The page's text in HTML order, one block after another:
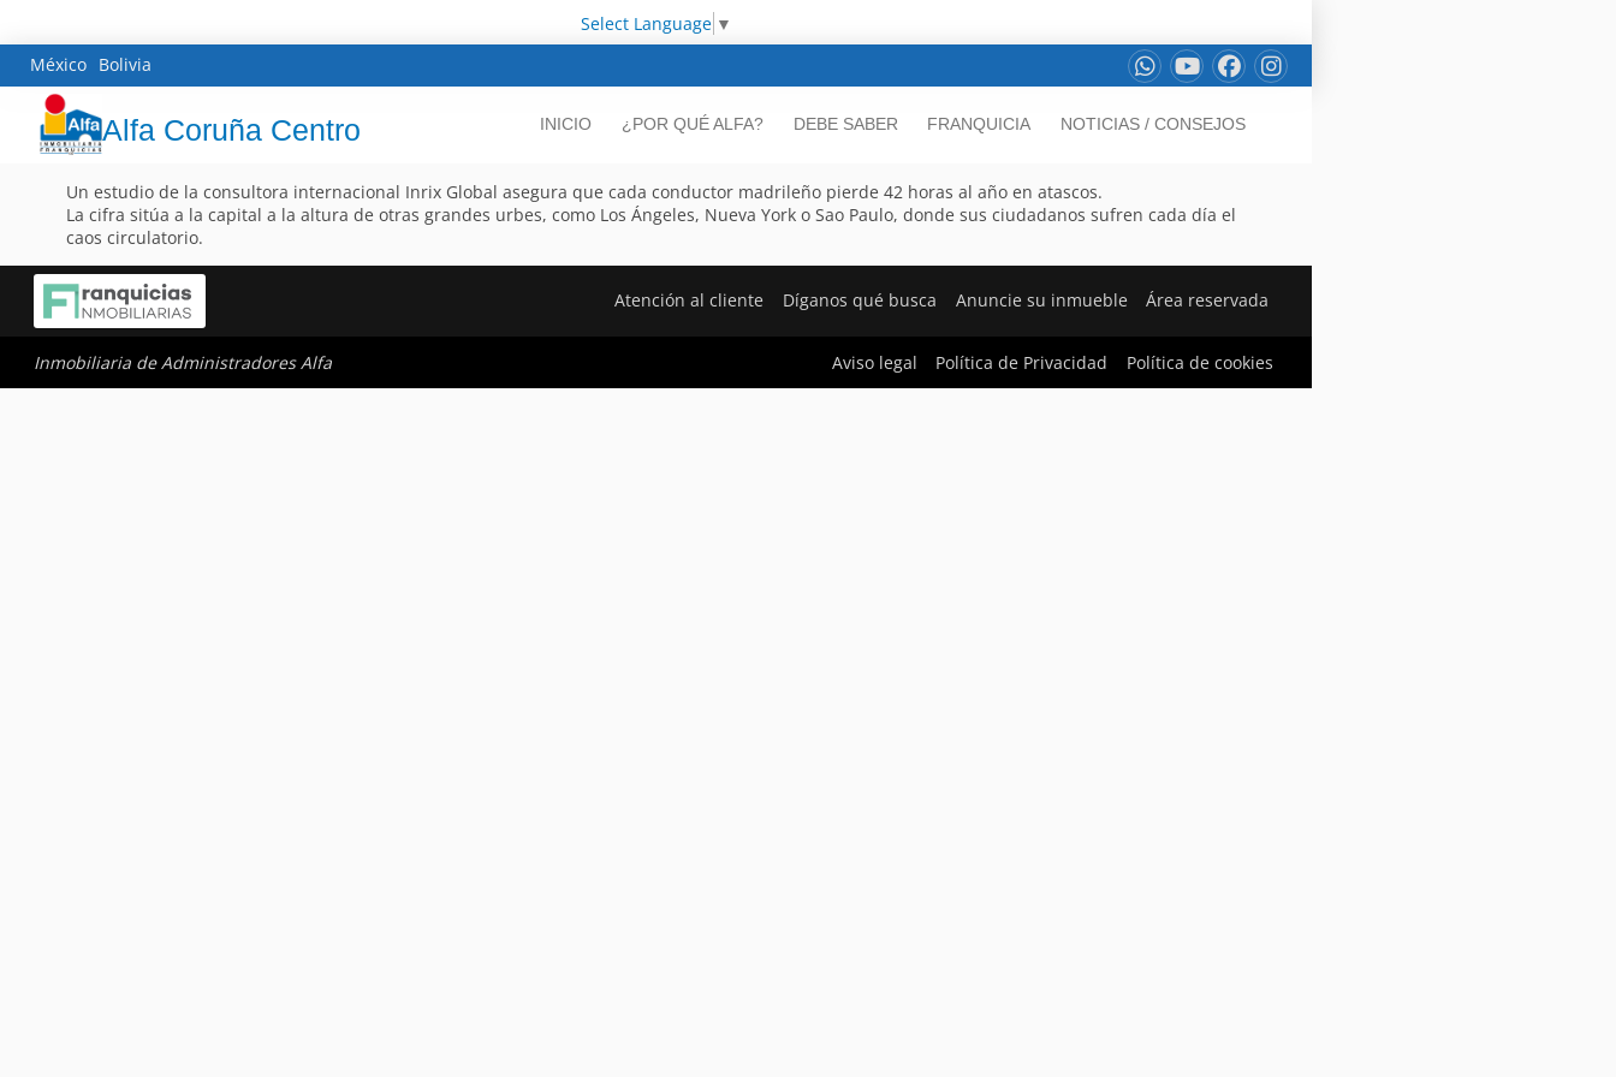
Select Language ▼
México Bolivia
Alfa Coruña Centro INICIO ¿POR QUÉ ALFA? DEBE SABER FRANQUICIA NOTICIAS / CONSEJOS
Un estudio de la consultora internacional Inrix Global asegura que cada conductor madrileño pierde 42 horas al año en atascos.
La cifra sitúa a la capital a la altura de otras grandes urbes, como Los Ángeles, Nueva York o Sao Paulo, donde sus ciudadanos sufren cada día el
caos circulatorio.
Atención al cliente Díganos qué busca Anuncie su inmueble Área reservada
Inmobiliaria de Administradores Alfa Aviso legal Política de Privacidad Política de cookies